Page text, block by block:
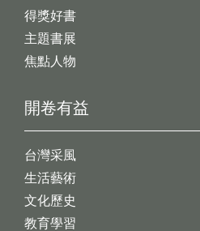
開卷有益
台灣采風
生活藝術
文化歷史
教育學習
得獎好書
主題書展
焦點人物